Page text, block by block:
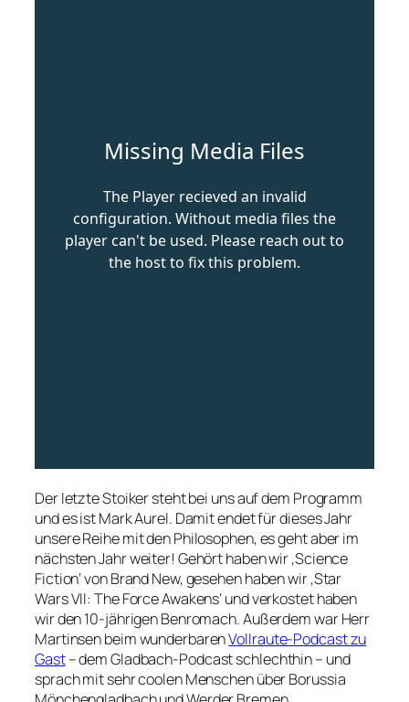
Der letzte Stoiker steht bei uns auf dem Programm
und es ist Mark Aurel. Damit endet für dieses Jahr
unsere Reihe mit den Philosophen, es geht aber im
nächsten Jahr weiter! Gehört haben wir ‚Science
Fiction‘ von Brand New, gesehen haben wir ‚Star
Wars VII: The Force Awakens‘ und verkostet haben
wir den 10-jährigen Benromach. Außerdem war Herr
Martinsen beim wunderbarenVollraute-Podcast zu
Gast– dem Gladbach-Podcast schlechthin – und
sprach mit sehr coolen Menschen über Borussia